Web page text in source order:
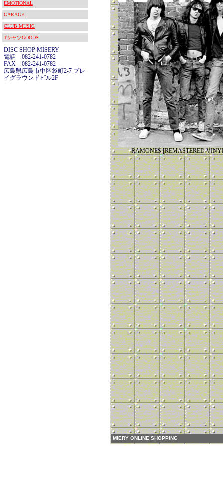
EMOTIONAL
GARAGE
CLUB MUSIC
TシャツGOODS
DISC SHOP MISERY
電話 082-241-0782
FAX 082-241-0782
広島県広島市中区袋町2-7 プレ
イグラウンドビル2F
RAMONES [REMASTERED
MIERY ONLINE SHOPPING